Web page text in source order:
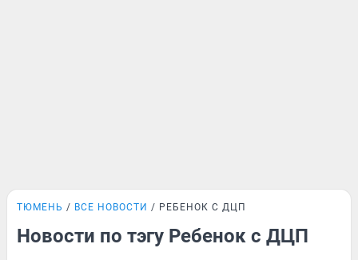
ТЮМЕНЬ ВСЕ НОВОСТИ РЕБЕНОК С ДЦП
Новости по тэгу Ребенок с ДЦП